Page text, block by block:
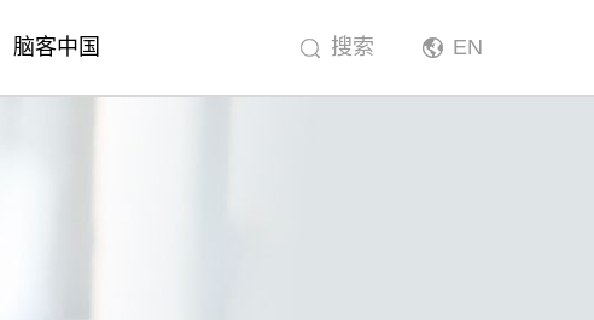
脑客中国 EN
搜索